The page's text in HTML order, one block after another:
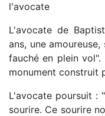
l'avocate
L'avocate de
ans, une
fauché en plein
monument construit
L'avocate poursuit :
sourire. Ce sourire